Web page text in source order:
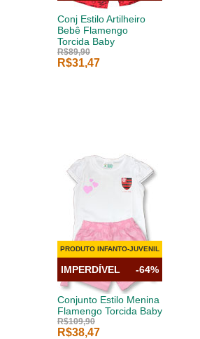
Conj Estilo Artilheiro
Bebê Flamengo
Torcida Baby
R$89,90
R$31,47
Conjunto Estilo Menina
Flamengo Torcida Baby
R$109,90
R$38,47
IMPERDÍVEL -64%
PRODUTO INFANTO-JUVENIL